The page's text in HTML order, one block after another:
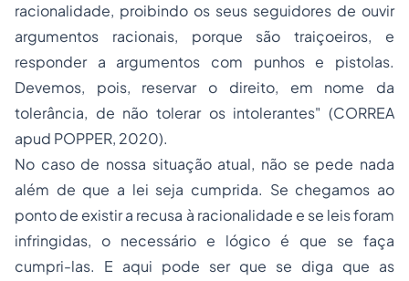
racionalidade, proibindo os seus seguidores de ouvir
argumentos racionais, porque são traiçoeiros, e
responder a argumentos com punhos e pistolas.
Devemos, pois, reservar o direito, em nome da
tolerância, de não tolerar os intolerantes" (CORREA
apud POPPER, 2020).
No caso de nossa situação atual, não se pede nada
além de que a lei seja cumprida. Se chegamos ao
ponto de existir a recusa à racionalidade e se leis foram
infringidas, o necessário e lógico é que se faça
cumpri-las. E aqui pode ser que se diga que as